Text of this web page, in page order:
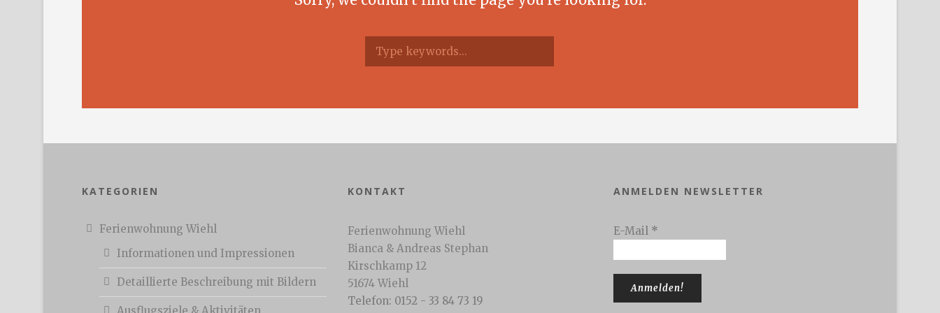
KATEGORIEN
Ferienwohnung Wiehl
Informationen und Impressionen
Detaillierte Beschreibung mit Bildern
KONTAKT
Ferienwohnung Wiehl
Bianca & Andreas Stephan
Kirschkamp 12
51674 Wiehl
Telefon: 0152 - 33 84 73 19
ANMELDEN NEWSLETTER
E-Mail *